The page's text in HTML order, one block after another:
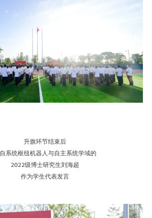
升旗环节结束后
系统枢纽机器人与自主系统学域的
2022级博士研究生刘海超
作为学生代表发言